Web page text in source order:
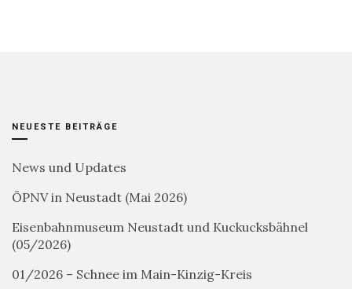
NEUESTE BEITRÄGE
News und Updates
ÖPNV in Neustadt (Mai 2026)
Eisenbahnmuseum Neustadt und Kuckucksbähnel
(05/2026)
01/2026 – Schnee im Main-Kinzig-Kreis